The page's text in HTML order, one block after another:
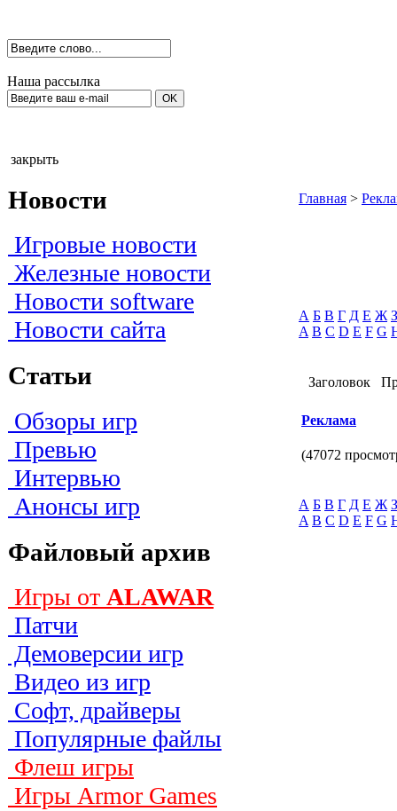
Наша рассылка
закрыть
Новости
Игровые новости
Железные новости
Новости software
Новости сайта
Статьи
Обзоры игр
Превью
Интервью
Анонсы игр
Файловый архив
Игры от ALAWAR
Патчи
Демоверсии игр
Видео из игр
Софт, драйверы
Популярные файлы
Флеш игры
Игры Armor Games
Главная >
А Б В Г Д Е Ж З
A B C D E F G
Заголовок
Реклама
(47072
А Б В Г Д Е Ж З
A B C D E F G